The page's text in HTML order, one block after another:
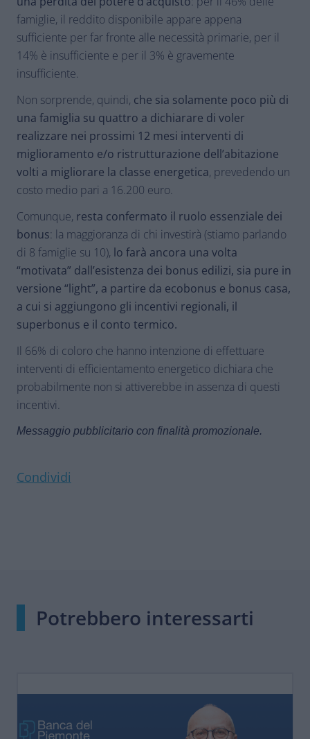
famiglie, il reddito disponibile appare appena
sufficiente per far fronte alle necessità primarie, per il
14% è insufficiente e per il 3% è gravemente
insufficiente.
Non sorprende, quindi, che sia solamente poco più di
una famiglia su quattro a dichiarare di voler
realizzare nei prossimi 12 mesi interventi di
miglioramento e/o ristrutturazione dell’abitazione
volti a migliorare la classe energetica, prevedendo un
costo medio pari a 16.200 euro.
Comunque, resta confermato il ruolo essenziale dei
bonus: la maggioranza di chi investirà (stiamo parlando
di 8 famiglie su 10), lo farà ancora una volta
“motivata” dall’esistenza dei bonus edilizi, sia pure in
versione “light”, a partire da ecobonus e bonus casa,
a cui si aggiungono gli incentivi regionali, il
superbonus e il conto termico.
Il 66% di coloro che hanno intenzione di effettuare
interventi di efficientamento energetico dichiara che
probabilmente non si attiverebbe in assenza di questi
incentivi.
Messaggio pubblicitario con finalità promozionale.
Condividi
Potrebbero interessarti